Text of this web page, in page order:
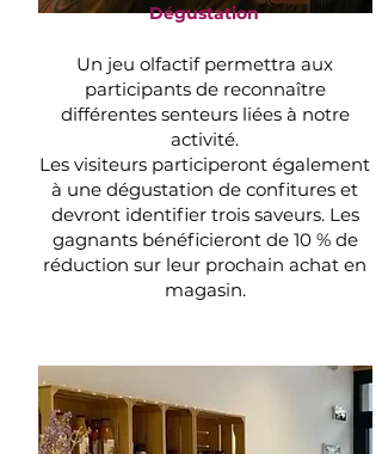
Dégustation
Un jeu olfactif permettra aux
participants de reconnaître
différentes senteurs liées à notre
activité.
Les visiteurs participeront également
à une dégustation de confitures et
devront identifier trois saveurs. Les
gagnants bénéficieront de 10 % de
réduction sur leur prochain achat en
magasin.